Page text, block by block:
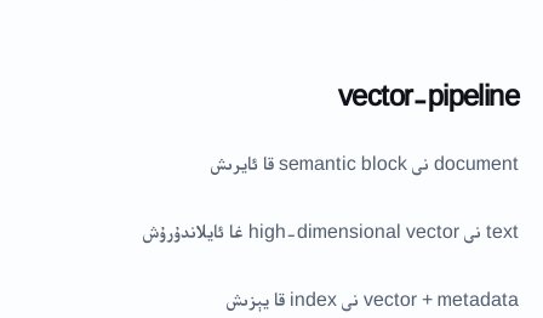
vector-pipeline
document نى semantic block قا ئايرىش
text نى high-dimensional vector غا ئايلاندۇرۇش
vector + metadata نى index قا يېزىش